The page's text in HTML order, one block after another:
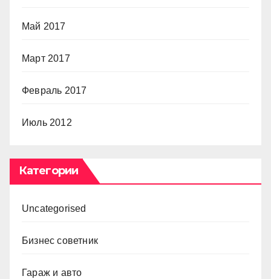
Май 2017
Март 2017
Февраль 2017
Июль 2012
Категории
Uncategorised
Бизнес советник
Гараж и авто